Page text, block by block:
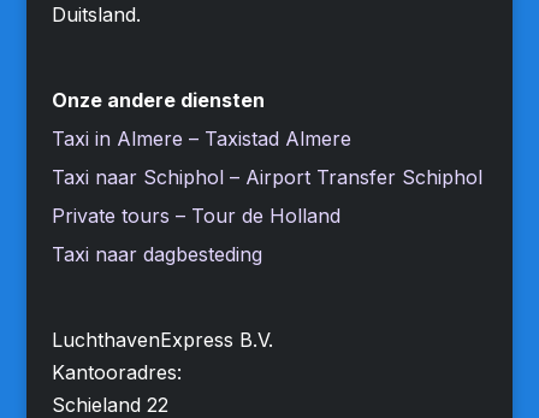
Duitsland.
Onze andere diensten
Taxi in Almere – Taxistad Almere
Taxi naar Schiphol – Airport Transfer Schiphol
Private tours – Tour de Holland
Taxi naar dagbesteding
LuchthavenExpress B.V.
Kantooradres:
Schieland 22